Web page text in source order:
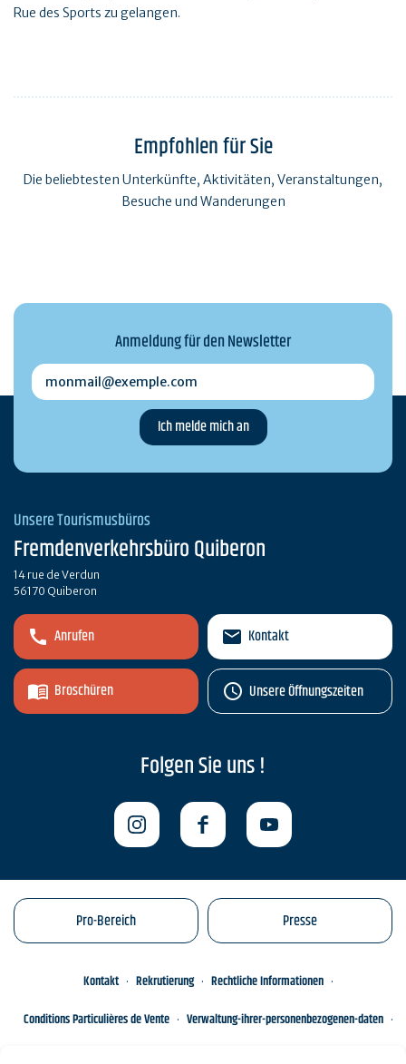
Rue des Sports zu gelangen.
Empfohlen für Sie
Die beliebtesten Unterkünfte, Aktivitäten, Veranstaltungen,
Besuche und Wanderungen
Anmeldung für den Newsletter
monmail@exemple.com
Unsere Tourismusbüros
Fremdenverkehrsbüro Quiberon
14 rue de Verdun
56170 Quiberon
Anrufen
Broschüren
Kontakt
Unsere Öffnungszeiten
Folgen Sie uns !
Pro-Bereich Presse
Kontakt Rekrutierung
Rechtliche Informationen
Conditions Particulières de Vente
Verwaltung-ihrer-personenbezogenen-daten